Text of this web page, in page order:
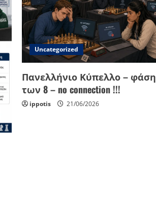
Uncategorized
Πανελλήνιο Κύπελλο – φάση
των 8 – no connection !!!
ippotis 21/06/2026